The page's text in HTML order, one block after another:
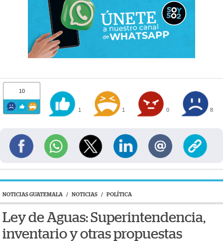
10
1 1 0 8
NOTICIAS GUATEMALA / NOTICIAS / POLÍTICA
Ley de Aguas: Superintendencia,
inventario y otras propuestas